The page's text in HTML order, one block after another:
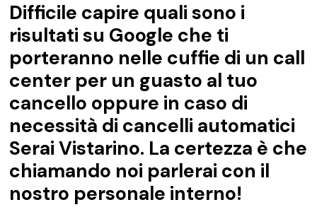
Difficile capire quali sono i
risultati su Google che ti
porteranno nelle cuffie di un call
center per un guasto al tuo
cancello oppure in caso di
necessità di cancelli automatici
Serai Vistarino. La certezza è che
chiamando noi parlerai con il
nostro personale interno!